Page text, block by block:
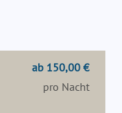
ab 150,00 €
pro Nacht